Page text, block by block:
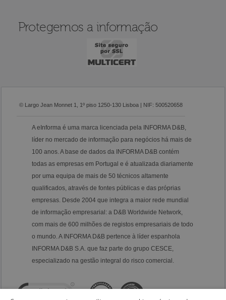
Protegemos a informação
© Largo Jean Monnet 1, 1º piso 1250-130 Lisboa | NIF: 500520658
A eInforma é uma marca licenciada pela INFORMA D&B,
líder no mercado de informação para negócios há mais de
100 anos. A base de dados da INFORMA D&B contém
todas as empresas em Portugal e é atualizada diariamente
por uma equipa de mais de 50 técnicos altamente
qualificados, através de fontes públicas e das próprias
empresas. Desde 2004 que integra a maior rede mundial
de informação empresarial: a D&B Worldwide Network,
com mais de 600 milhões de registos empresariais de todo
o mundo. A INFORMA D&B pertence à líder espanhola
INFORMA D&B S.A. que faz parte do grupo CESCE,
especializado na gestão integral do risco comercial.